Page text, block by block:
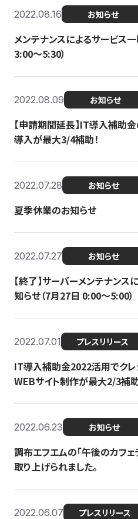
2022.08.16 お知らせ
メンテナンスによるサービス
3:00〜5:30）
2022.08.09 お知らせ
【申請期間延長】IT導入補助
導入が最大3/4補助！
2022.07.28 お知らせ
夏季休業のお知らせ
2022.07.27 お知らせ
【終了】サーバーメンテナン
知らせ（7月27日 0:00〜5:00）
2022.07.01 プレスリリース
IT導入補助金2022活用でク
WEBサイト制作が最大2/3補助
2022.06.23 お知らせ
調布エフエムの「午後のカフ
取り上げられました。
2022.06.07 プレスリリース